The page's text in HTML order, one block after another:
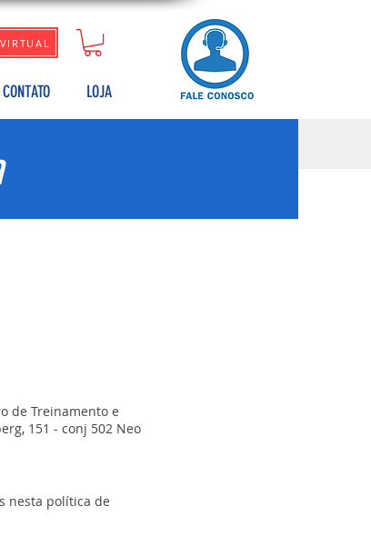
CONTATO LOJA
de Treinamento e
151 - conj 502 Neo
nesta política de